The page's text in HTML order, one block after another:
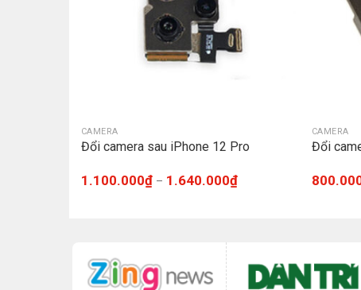
CAMERA
Đổi camera sau iPhone 12 Pro
1.100.000₫– 1.640.000₫
CAMERA
Đổi